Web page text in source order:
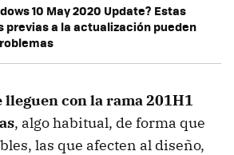
10 May 2020 Update? Estas
previas a la actualización pueden
lleguen con la rama 201H1
, algo habitual, de forma que
las que afecten al diseño,